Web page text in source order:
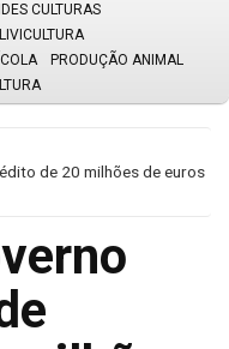
CULTURAS
PRODUÇÃO ANIMAL
de 20 milhões de euros